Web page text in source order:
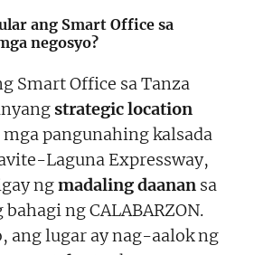
ang Smart Office sa
negosyo?
Smart Office sa Tanza
strategic location
pangunahing kalsada
Laguna Expressway,
ngmadaling daanan sa
ng CALABARZON.
ang lugar ay nag-aalok ng